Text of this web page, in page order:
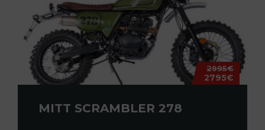
2995€
2795€
MITT SCRAMBLER 278